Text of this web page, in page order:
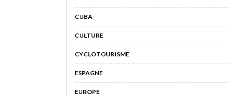
CUBA
CULTURE
CYCLOTOURISME
ESPAGNE
EUROPE